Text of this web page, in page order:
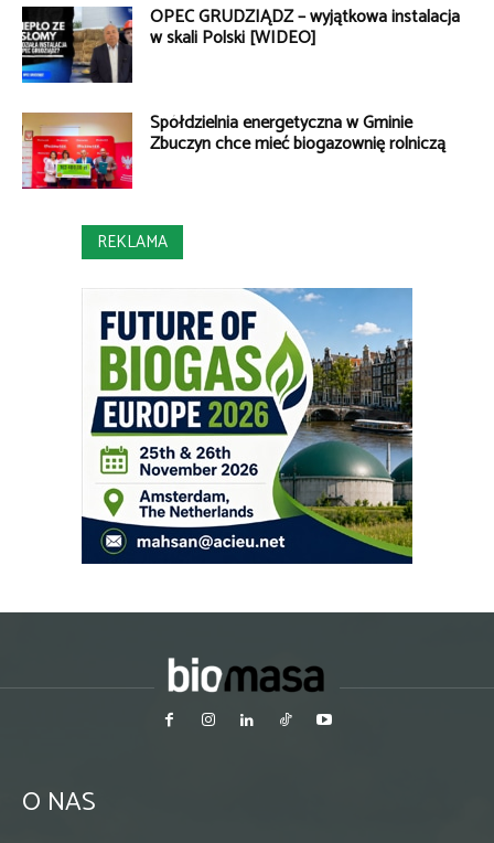
OPEC GRUDZIĄDZ – wyjątkowa instalacja
w skali Polski [WIDEO]
Spółdzielnia energetyczna w Gminie
Zbuczyn chce mieć biogazownię rolniczą
REKLAMA
O NAS